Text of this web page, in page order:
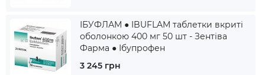
ІБУФЛАМ ● IBUFLAM таблетки вкриті
оболонкою 400 мг 50 шт - Зентіва
Фарма ● Ібупрофен
3 245 грн